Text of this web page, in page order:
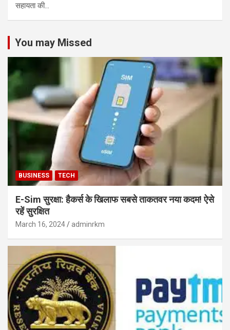
सहायता की…
You may Missed
BUSINESS TECH
E-Sim सुरक्षा: हैकर्स के खिलाफ सबसे ताकतवर नया कदम! ऐसे
रहें सुरक्षित
March 16, 2024 adminrkm